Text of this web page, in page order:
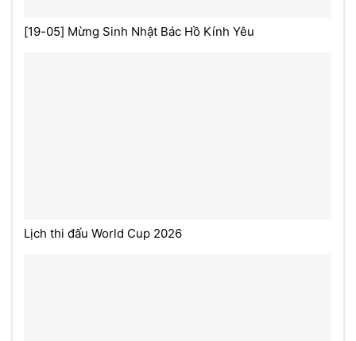
[19-05] Mừng Sinh Nhật Bác Hồ Kính Yêu
Lịch thi đấu World Cup 2026